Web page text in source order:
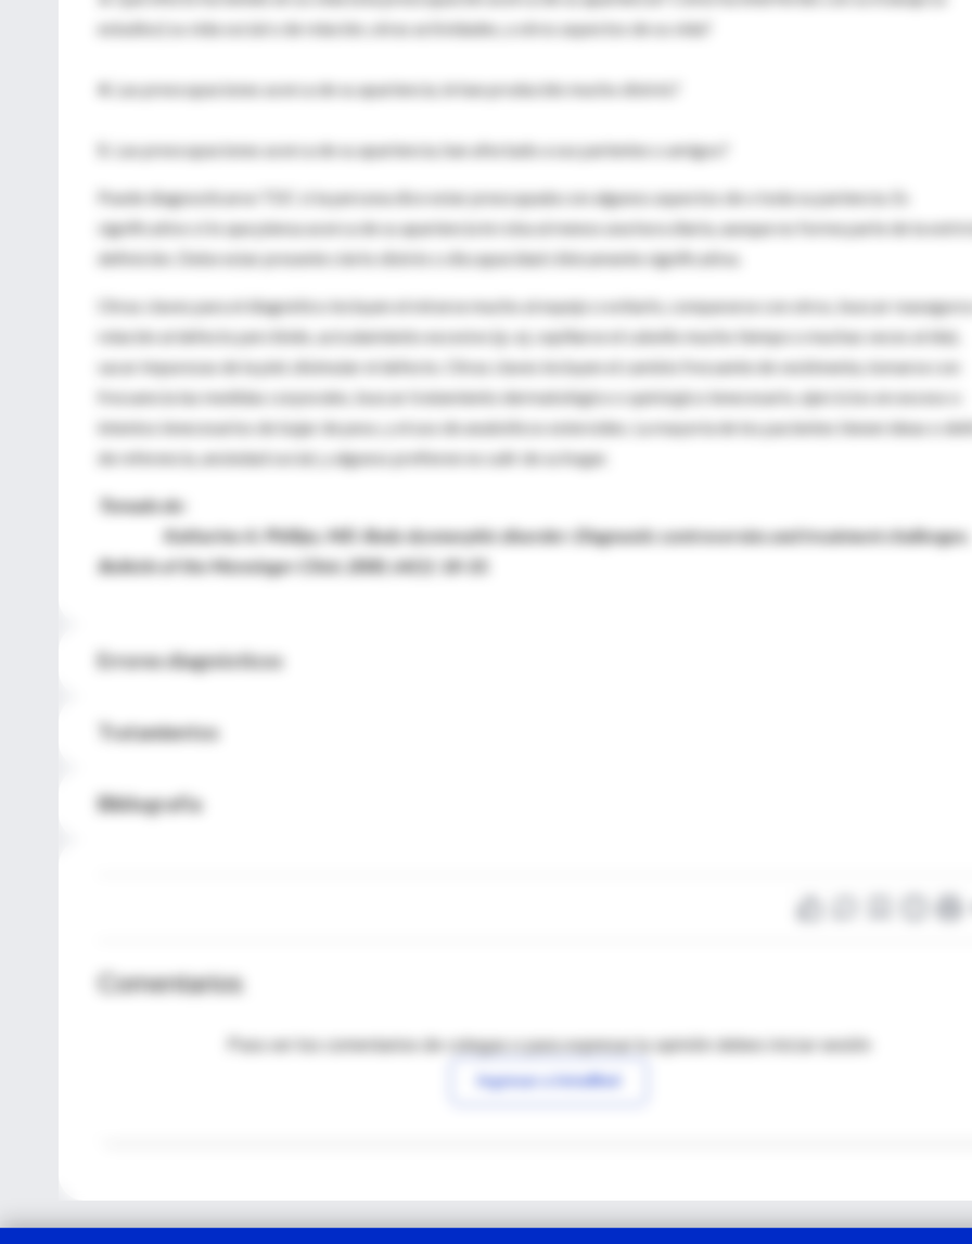
estudios) su vida social o de relación, otras actividades, u otros aspectos de su vida?
Las preocupaciones acerca de su apariencia, le han producido mucho distrés?
Las preocupaciones acerca de su apariencia, han afectado a sus parientes o amigos?
Puede diagnosticarse TDC si la persona dice estar preocupada con algunos aspectos de o toda su pariencia. Es
significativo si lo que piensa acerca de su apariencia le roba al menos una hora diaria, aunque no forme parte de la
definición. Debe estar presente cierto distrés o discapacidad clínicamente significativa.
Otras claves para el diagnótico incluyen el mirarse mucho al espejo o evitarlo, compararse con otros, buscar
relación al defecto percibido, acicalamiento excesivo (p. ej. cepillarse el cabello mucho tiempo o muchas veces al día),
sacar impurezas de la piel, disimular el defecto. Otras claves incluyen el cambio frecuente de vestimenta, tomarse con
frecuencia las medidas corporales, buscar tratamiento dermatológico o quirúrgico innecesario, ejercicios en exceso o
intentos innecesarios de bajar de peso, y el uso de anabólicos esteroides. La mayoría de los pacientes tienen ideas o
de referencia, ansiedad social, y algunos prefieren no salir de su hogar.
Tomado de:
Katharine A. Phillips, MD. Body dysmorphic disorder: Diagnostic controversies and treatment challenges.
Bulletin of the Menninger Clinic 2000, 64(1): 18-33.
Errores diagnósticos
Tratamientos
Bibliografía
Comentarios
Para ver los comentarios de colegas o para expresar tu opinión debes iniciar sesión
Ingresar a IntraMed